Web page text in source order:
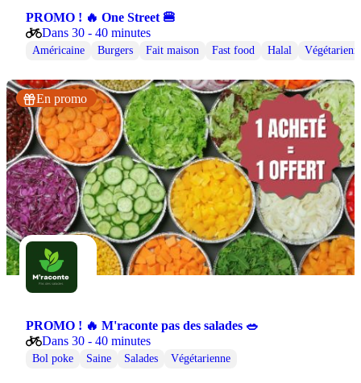
PROMO ! 🔥 One Street 🍔
Dans 30 - 40 minutes
Américaine Burgers Fait maison Fast food Halal
En promo
PROMO ! 🔥 M'raconte pas des salades 🥗
Dans 30 - 40 minutes
Bol poke Saine Salades Végétarienne